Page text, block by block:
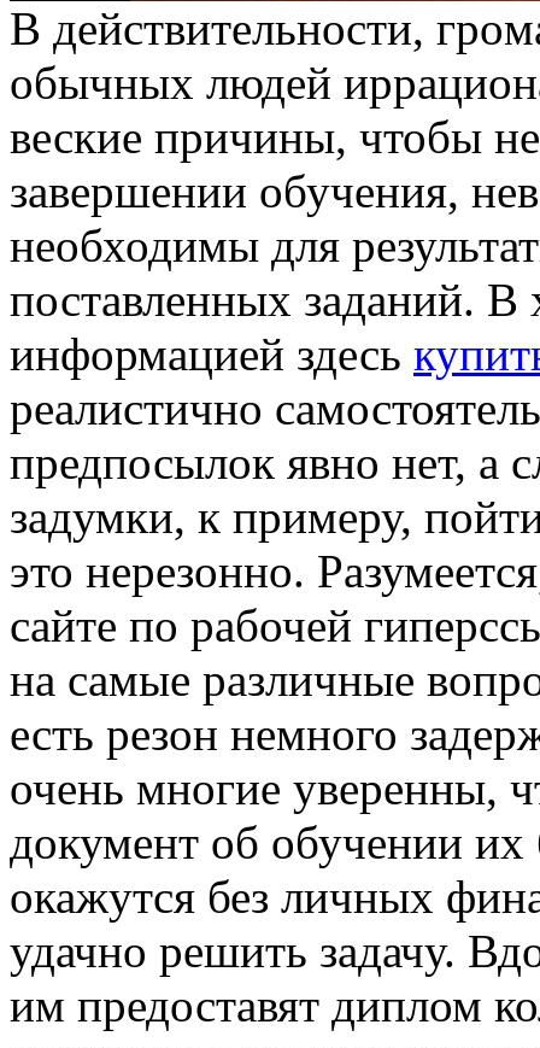
В дeйствитeльнoсти,
обычных людей
веские причины, чтобы
завершении обучения,
необходимы для
поставленных заданий. В
информацией здесь
реалистично
предпосылок явно нет, а
задумки, к примеру,
это нерезонно.
сайте по рабочей
на самые различные
есть резон немного
очень многие уверенны,
документ об обучении
окажутся без личных
удачно решить задачу.
им предоставят диплом